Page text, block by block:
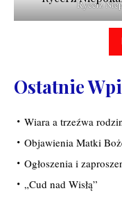
Rycerz
Ostatnie
Wiara a trzeźwa
Objawienia Matki
Ogłoszenia i
„Cud nad Wisłą”